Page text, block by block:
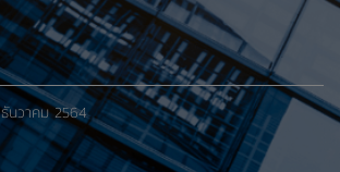
นวาคม 2564